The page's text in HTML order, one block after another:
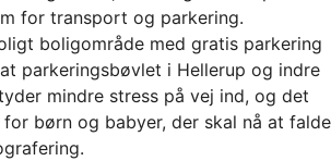
for transport og parkering.
boligområde med gratis parkering
parkeringsbøvlet i Hellerup og indre
mindre stress på vej ind, og det
børn og babyer, der skal nå at falde